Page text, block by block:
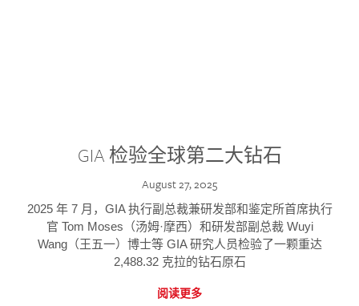
GIA 检验全球第二大钻石
August 27, 2025
2025 年 7 月，GIA 执行副总裁兼研发部和鉴定所首席执行
官 Tom Moses（汤姆·摩西）和研发部副总裁 Wuyi
Wang（王五一）博士等 GIA 研究人员检验了一颗重达
2,488.32 克拉的钻石原石
阅读更多